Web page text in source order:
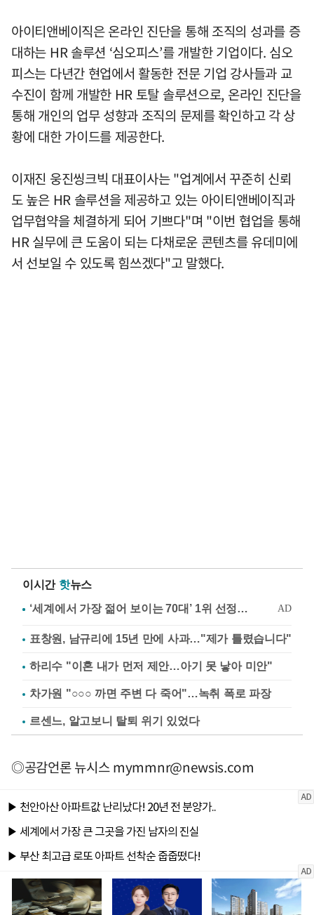
아이티앤베이직은 온라인 진단을 통해 조직의 성과를 증
대하는 HR 솔루션 ‘심오피스’를 개발한 기업이다. 심오
피스는 다년간 현업에서 활동한 전문 기업 강사들과 교
수진이 함께 개발한 HR 토탈 솔루션으로, 온라인 진단을
통해 개인의 업무 성향과 조직의 문제를 확인하고 각 상
황에 대한 가이드를 제공한다.
이재진 웅진씽크빅 대표이사는 "업계에서 꾸준히 신뢰
도 높은 HR 솔루션을 제공하고 있는 아이티앤베이직과
업무협약을 체결하게 되어 기쁘다"며 "이번 협업을 통해
HR 실무에 큰 도움이 되는 다채로운 콘텐츠를 유데미에
서 선보일 수 있도록 힘쓰겠다"고 말했다.
이시간 핫뉴스
표창원, 남규리에 15년 만에 사과…"제가 틀렸습니다"
하리수 "이혼 내가 먼저 제안…아기 못 낳아 미안"
차가원 "○○○ 까면 주변 다 죽어"…녹취 폭로 파장
르센느, 알고보니 탈퇴 위기 있었다
◎공감언론 뉴시스mymmnr@newsis.com